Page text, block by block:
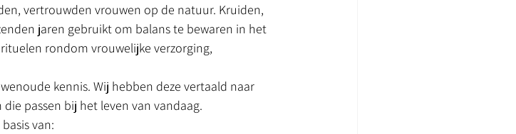
vertrouwden vrouwen op de natuur. Kruiden,
jaren gebruikt om balans te bewaren in het
rondom vrouwelijke verzorging,
kennis. Wij hebben deze vertaald naar
passen bij het leven van vandaag.
van: